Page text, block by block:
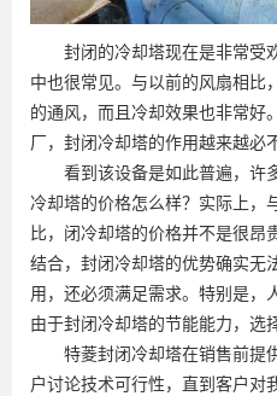
封闭的冷却塔现在是非常受
中也很常见。与以前的风扇相比
的通风，而且冷却效果也非常好
厂，封闭冷却塔的作用越来越必
看到该设备是如此普遍，许
冷却塔的价格怎么样？实际上，
比，闭冷却塔的价格并不是很昂
结合，封闭冷却塔的优势确实无
用，还必须满足需求。特别是，
由于封闭冷却塔的节能能力，选
特菱封闭冷却塔在销售前提
户讨论技术可行性，直到客户对